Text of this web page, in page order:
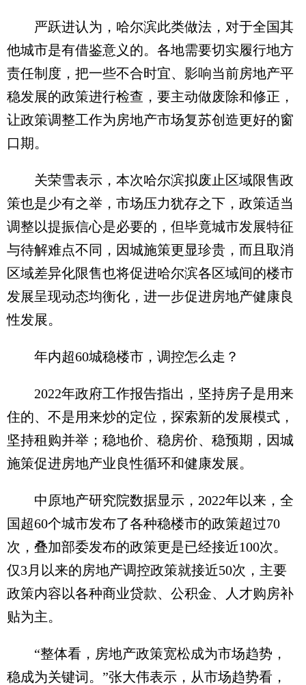
严跃进认为，哈尔滨此类做法，对于全国其
他城市是有借鉴意义的。各地需要切实履行地方
责任制度，把一些不合时宜、影响当前房地产平
稳发展的政策进行检查，要主动做废除和修正，
让政策调整工作为房地产市场复苏创造更好的窗
口期。
关荣雪表示，本次哈尔滨拟废止区域限售政
策也是少有之举，市场压力犹存之下，政策适当
调整以提振信心是必要的，但毕竟城市发展特征
与待解难点不同，因城施策更显珍贵，而且取消
区域差异化限售也将促进哈尔滨各区域间的楼市
发展呈现动态均衡化，进一步促进房地产健康良
性发展。
年内超60城稳楼市，调控怎么走？
2022年政府工作报告指出，坚持房子是用来
住的、不是用来炒的定位，探索新的发展模式，
坚持租购并举；稳地价、稳房价、稳预期，因城
施策促进房地产业良性循环和健康发展。
中原地产研究院数据显示，2022年以来，全
国超60个城市发布了各种稳楼市的政策超过70
次，叠加部委发布的政策更是已经接近100次。
仅3月以来的房地产调控政策就接近50次，主要
政策内容以各种商业贷款、公积金、人才购房补
贴为主。
“整体看，房地产政策宽松成为市场趋势，
稳成为关键词。”张大伟表示，从市场趋势看，